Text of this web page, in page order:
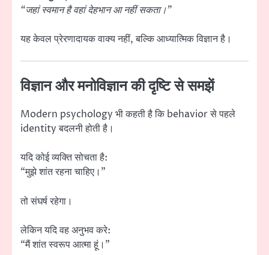
“जहां स्वमान है वहां देहभान आ नहीं सकता।”
यह केवल प्रेरणादायक वाक्य नहीं, बल्कि आध्यात्मिक विज्ञान है।
विज्ञान और मनोविज्ञान की दृष्टि से समझें
Modern psychology भी कहती है कि behavior से पहले
identity बदलनी होती है।
यदि कोई व्यक्ति सोचता है:
“मुझे शांत रहना चाहिए।”
तो संघर्ष रहेगा।
लेकिन यदि वह अनुभव करे:
“मैं शांत स्वरूप आत्मा हूं।”